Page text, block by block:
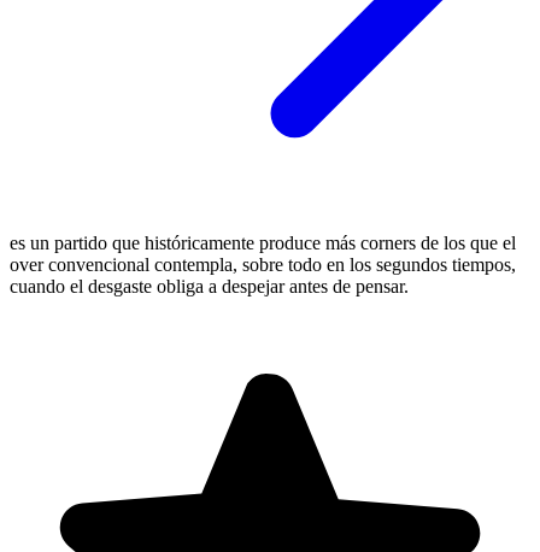
es un partido que históricamente produce más corners de los que el
over convencional contempla, sobre todo en los segundos tiempos,
cuando el desgaste obliga a despejar antes de pensar.